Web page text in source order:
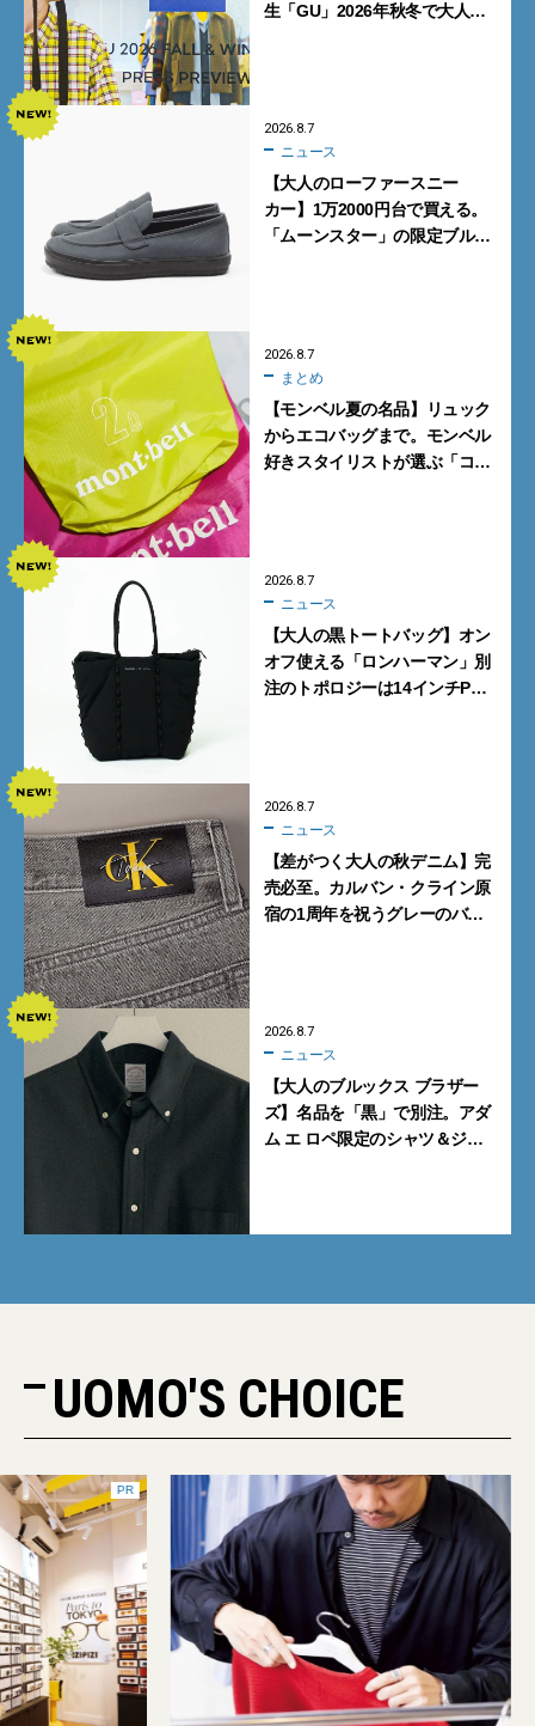
生「GU」2026年秋冬で大人メ
2026.8.7
ニュース
【大人のローファースニー
カー】1万2000円台で買える。
「ムーンスター」の限定ブルー
2026.8.7
まとめ
【モンベル夏の名品】リュック
からエコバッグまで。モンベル
好きスタイリストが選ぶ「コス
2026.8.7
ニュース
【大人の黒トートバッグ】オン
オフ使える「ロンハーマン」別
注のトポロジーは14インチPC
2026.8.7
ニュース
【差がつく大人の秋デニム】完
売必至。カルバン・クライン原
宿の1周年を祝うグレーのバ
2026.8.7
ニュース
【大人のブルックス ブラザー
ズ】名品を「黒」で別注。アダ
ム エ ロペ限定のシャツ＆ジャ
UOMO'S CHOICE
PR